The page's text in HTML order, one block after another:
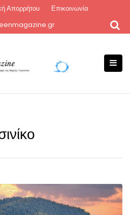
Απορρήτου
Επικοινωνία